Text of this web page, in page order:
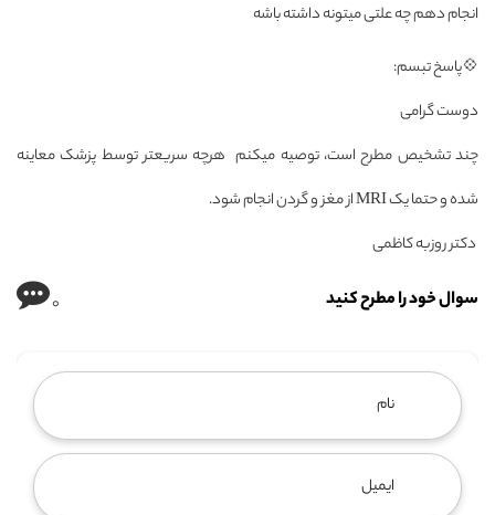
انجام دهم چه علتی میتونه داشته باشه
💠پاسخ تبسم:
دوست گرامی
چند تشخیص مطرح است، توصیه میکنم هرچه سریعتر توسط پزشک معاینه
شده و حتما یک MRI از مغز و گردن انجام شود.
دکتر روزبه کاظمی
سوال خود را مطرح کنید 0